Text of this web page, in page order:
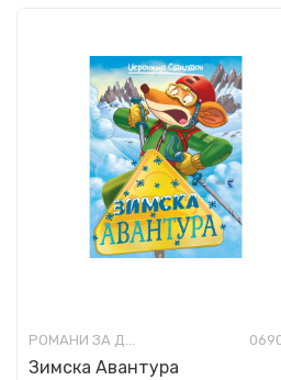
РОМАНИ ЗА ДЕЦА
Зимска Авантура